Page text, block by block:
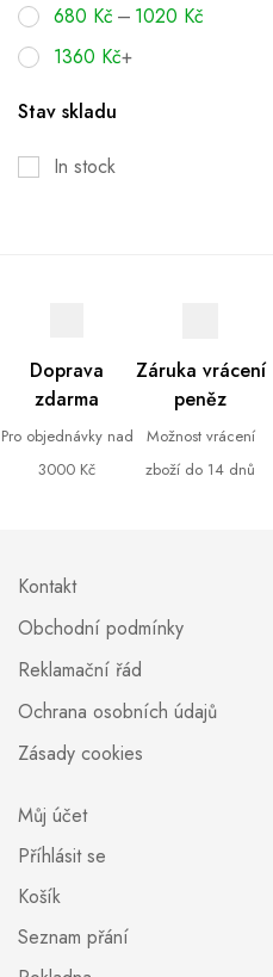
680 Kč – 1020 Kč
1360 Kč+
Stav skladu
In stock
Doprava
zdarma
Pro objednávky nad
3000 Kč
Záruka vrácení
peněz
Možnost vrácení
zboží do 14 dnů
Kontakt
Obchodní podmínky
Reklamační řád
Ochrana osobních údajů
Zásady cookies
Můj účet
Příhlásit se
Košík
Seznam přání